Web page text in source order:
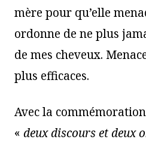
mère pour qu’elle
ordonne de ne plus
de mes cheveux.
plus efficaces.
Avec la
« deux discours et deux